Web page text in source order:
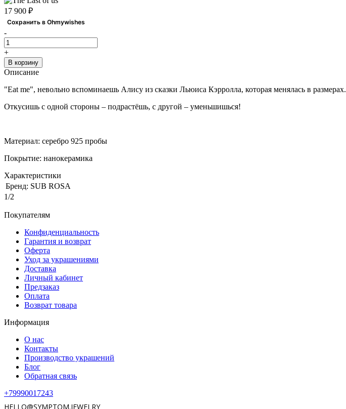
17 900 ₽
Сохранить в Ohmywishes
-
+
В корзину
Описание
"Eat me", невольно вспоминаешь Алису из сказки Льюиса Кэрролла, которая менялась в размерах.
Откусишь с одной стороны – подрастёшь, с другой – уменьшишься!
Материал: серебро 925 пробы
Покрытие: нанокерамика
Характеристики
Бренд: SUB ROSA
1/2
Покупателям
Конфиденциальность
Гарантия и возврат
Оферта
Уход за украшениями
Доставка
Личный кабинет
Предзаказ
Оплата
Возврат товара
Информация
О нас
Контакты
Производство украшений
Блог
Обратная связь
+79990017243
HELLO@SYMPTOM.JEWELRY